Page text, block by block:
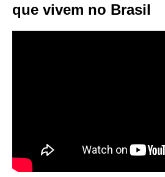
que vivem no Brasil